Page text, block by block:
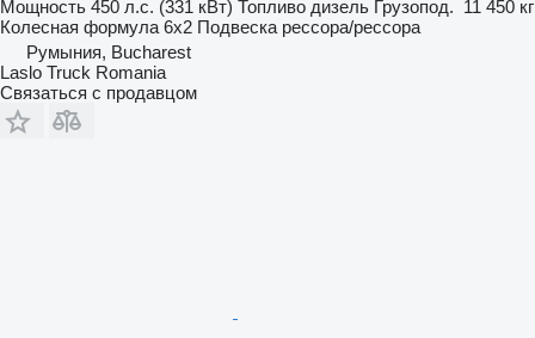
Мощность 450 л.с. (331 кВт) Топливо дизель Грузопод. 11 450 кг
Колесная формула 6x2 Подвеска рессора/рессора
Румыния, Bucharest
Laslo Truck Romania
Связаться с продавцом